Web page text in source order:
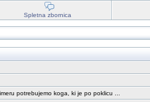
Spletna zbornica
potrebujemo koga, ki je po poklicu ...